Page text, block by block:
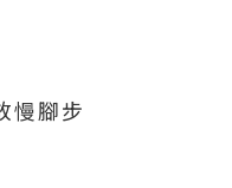
慢腳步